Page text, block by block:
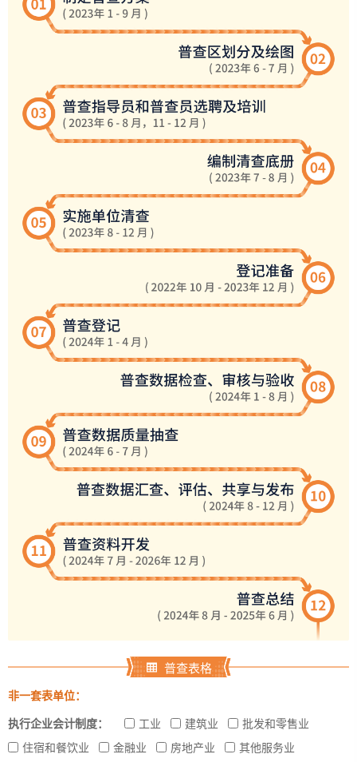
普查表格
非一套表单位：
执行企业会计制度： 工业 建筑业
批发和零售业
住宿和餐饮业
金融业 房地产业 其他服务业